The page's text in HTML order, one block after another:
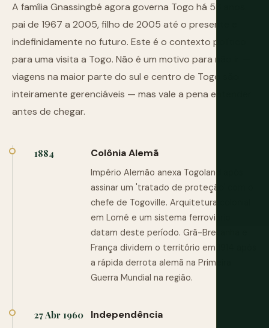
A família Gnassingbé agora governa Togo há 58 anos:
pai de 1967 a 2005, filho de 2005 até o presente e
indefinidamente no futuro. Este é o contexto político
para uma visita a Togo. Não é um motivo para não ir —
viagens na maior parte do sul e centro de Togo são
inteiramente gerenciáveis — mas vale a pena entender
antes de chegar.
1884 Colônia Alemã
Império Alemão anexa Togoland após
assinar um 'tratado de proteção' com o
chefe de Togoville. Arquitetura colonial
em Lomé e um sistema ferroviário
datam deste período. Grã-Bretanha e
França dividem o território em 1914 após
a rápida derrota alemã na Primeira
Guerra Mundial na região.
27 Abr 1960 Independência